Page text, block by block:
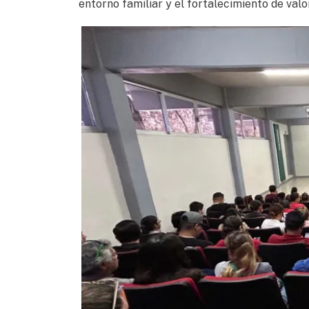
entorno familiar y el fortalecimiento de